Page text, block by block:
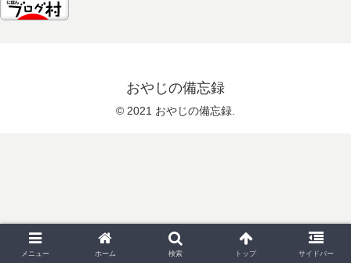
おやじの備忘録
© 2021 おやじの備忘録.
メニュー ホーム 検索 トップ サイドバー